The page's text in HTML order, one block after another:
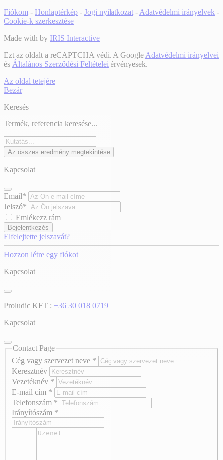
Fiókom - Honlaptérkép - Jogi nyilatkozat - Adatvédelmi irányelvek -
Cookie-k szerkesztése
Made with by IRIS Interactive
Ezt az oldalt a reCAPTCHA védi. A Google Adatvédelmi irányelvei
és Általános Szerződési Feltételei érvényesek.
Az oldal tetejére
Bezár
Keresés
Termék, referencia keresése...
Az összes eredmény megtekintése
Kapcsolat
Email*
Jelszó*
Emlékezz rám
Bejelentkezés
Elfelejtette jelszavát?
Hozzon létre egy fiókot
Kapcsolat
Proludic KFT : +36 30 018 0719
Kapcsolat
Contact Page
Cég vagy szervezet neve *
Keresztnév
Vezetéknév *
E-mail cím *
Telefonszám *
Irányítószám *